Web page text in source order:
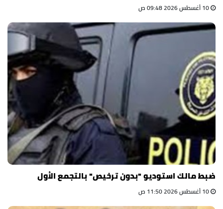
ضبط مالك استوديو "بدون ترخيص" بالتجمع الأول